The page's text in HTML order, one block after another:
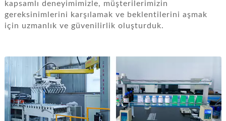
kapsamlı deneyimimizle, müşterilerimizin
gereksinimlerini karşılamak ve beklentilerini aşmak
için uzmanlık ve güvenilirlik oluşturduk.